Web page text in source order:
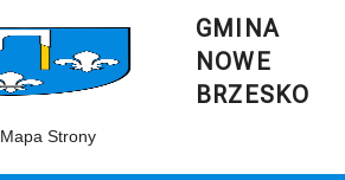
GMINA
NOWE
BRZESKO
Mapa Strony